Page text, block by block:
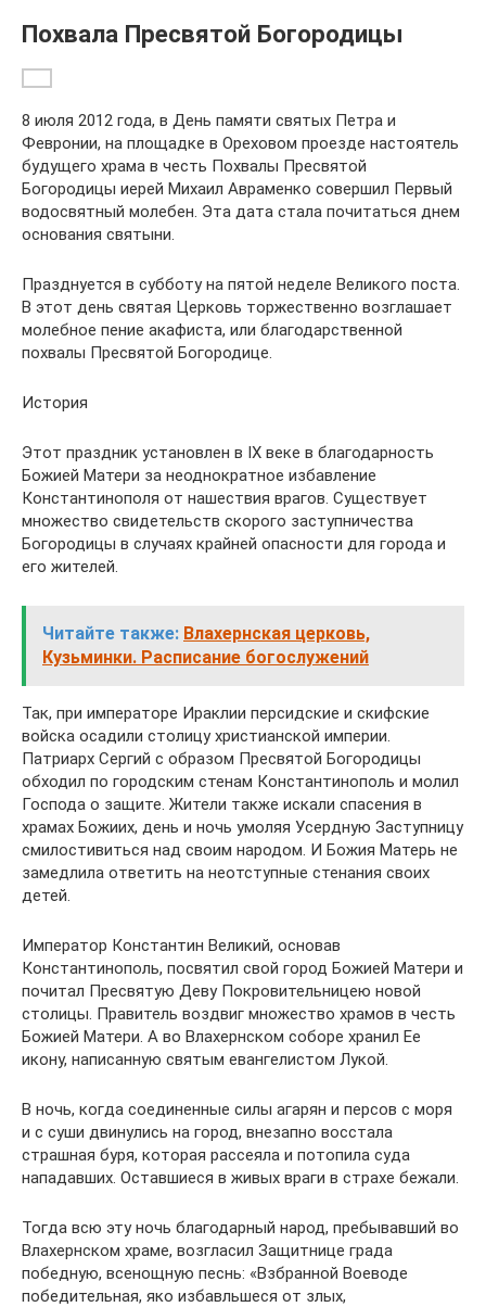
Похвала Пресвятой Богородицы
8 июля 2012 года, в День памяти святых Петра и
Февронии, на площадке в Ореховом проезде настоятель
будущего храма в честь Похвалы Пресвятой
Богородицы иерей Михаил Авраменко совершил Первый
водосвятный молебен. Эта дата стала почитаться днем
основания святыни.
Празднуется в субботу на пятой неделе Великого поста.
В этот день святая Церковь торжественно возглашает
молебное пение акафиста, или благодарственной
похвалы Пресвятой Богородице.
История
Этот праздник установлен в IX веке в благодарность
Божией Матери за неоднократное избавление
Константинополя от нашествия врагов. Существует
множество свидетельств скорого заступничества
Богородицы в случаях крайней опасности для города и
его жителей.
Читайте также: Влахернская церковь,
Кузьминки. Расписание богослужений
Так, при императоре Ираклии персидские и скифские
войска осадили столицу христианской империи.
Патриарх Сергий с образом Пресвятой Богородицы
обходил по городским стенам Константинополь и молил
Господа о защите. Жители также искали спасения в
храмах Божиих, день и ночь умоляя Усердную Заступницу
смилостивиться над своим народом. И Божия Матерь не
замедлила ответить на неотступные стенания своих
детей.
Император Константин Великий, основав
Константинополь, посвятил свой город Божией Матери и
почитал Пресвятую Деву Покровительницею новой
столицы. Правитель воздвиг множество храмов в честь
Божией Матери. А во Влахернском соборе хранил Ее
икону, написанную святым евангелистом Лукой.
В ночь, когда соединенные силы агарян и персов с моря
и с суши двинулись на город, внезапно восстала
страшная буря, которая рассеяла и потопила суда
нападавших. Оставшиеся в живых враги в страхе бежали.
Тогда всю эту ночь благодарный народ, пребывавший во
Влахернском храме, возгласил Защитнице града
победную, всенощную песнь: «Взбранной Воеводе
победительная, яко избавльшеся от злых,